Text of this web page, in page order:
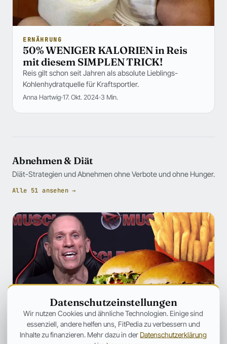
ERNÄHRUNG
50% WENIGER KALORIEN in Reis
mit diesem SIMPLEN TRICK!
Reis gilt schon seit Jahren als absolute Lieblings-
Kohlenhydratquelle für Kraftsportler.
Anna Hartwig 17. Okt. 2024 3 Min.
Abnehmen & Diät
Diät-Strategien und Abnehmen ohne Verbote und ohne Hunger.
Alle 51 ansehen →
ERNÄHRUNG
Datenschutzeinstellungen
Wir nutzen Cookies und ähnliche Technologien. Einige sind
essenziell, andere helfen uns, FitPedia zu verbessern und
Inhalte zu finanzieren. Mehr dazu in der Datenschutzerklärung